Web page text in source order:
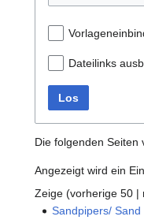
Dateilinks
Los
Die folgenden Seiten
Angezeigt wird ein
Zeige (vorherige 50 |
Sandpipers/ Sand